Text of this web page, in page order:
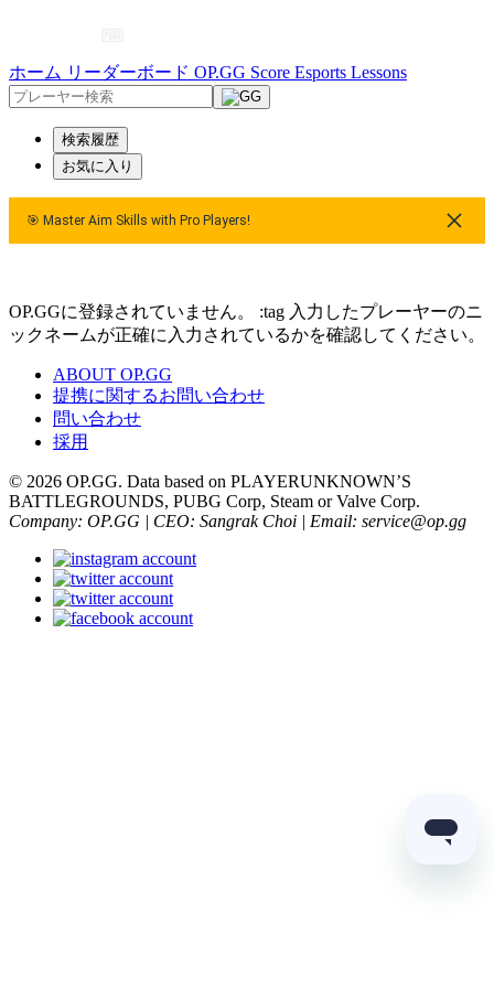
ホーム リーダーボード OP.GG Score Esports Lessons
検索履歴
お気に入り
🎯 Master Aim Skills with Pro Players!
OP.GGに登録されていません。 :tag 入力したプレーヤーのニ
ックネームが正確に入力されているかを確認してください。
ABOUT OP.GG
提携に関するお問い合わせ
問い合わせ
採用
© 2026 OP.GG. Data based on PLAYERUNKNOWN’S
BATTLEGROUNDS, PUBG Corp, Steam or Valve Corp.
Company: OP.GG | CEO: Sangrak Choi | Email: service@op.gg